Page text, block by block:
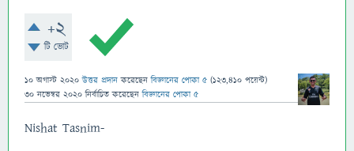
+2
টি ভোট
10 অগাস্ট 2020 উত্তর প্রদান করেছেনবিজ্ঞানের পোকা ৫ (123,410 পয়েন্ট)
30 নভেম্বর 2020 নির্বাচিত করেছেনবিজ্ঞানের পোকা ৫
Nishat Tasnim-